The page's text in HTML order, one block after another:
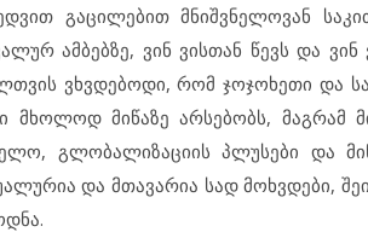
გაცილებით მნიშვნელოვან
ამბებზე, ვინ ვისთან წევს და ვინ
ვხვდებოდი, რომ ჯოჯოხეთი და
მიწაზე არსებობს, მაგრამ
გლობალიზაციის პლუსები და
და მთავარია სად მოხვდები,